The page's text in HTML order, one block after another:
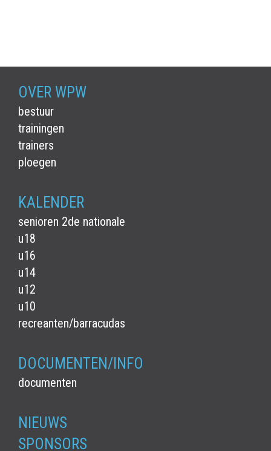
OVER WPW
bestuur
trainingen
trainers
ploegen
KALENDER
senioren 2de nationale
u18
u16
u14
u12
u10
recreanten/barracudas
DOCUMENTEN/INFO
documenten
NIEUWS
SPONSORS